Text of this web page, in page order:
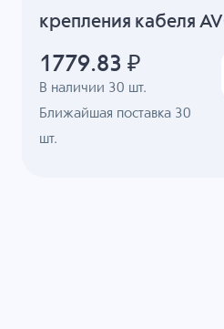
крепления кабеля
В наличии 30 шт.
Ближайшая поставка 30
шт.
1779.83 ₽